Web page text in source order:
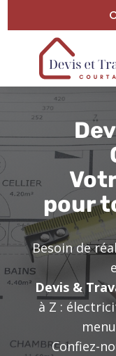
pour
Besoin de
Devis &
à Z :
Confiez-